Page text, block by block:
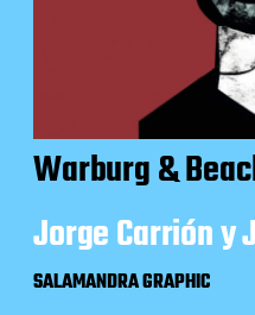
Warburg &
Jorge Carrión y
SALAMANDRA GRAPHIC